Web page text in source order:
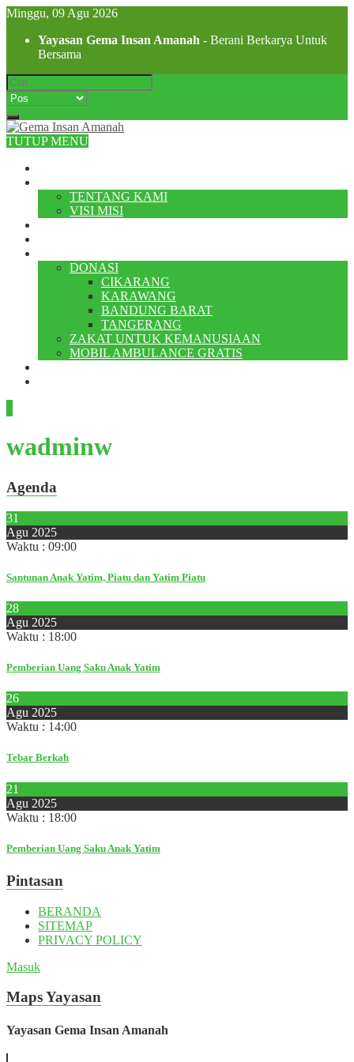
Minggu, 09 Agu 2026
Yayasan Gema Insan Amanah - Berani Berkarya Untuk
Bersama
TUTUP MENU
TENTANG KAMI
VISI MISI
DONASI
CIKARANG
KARAWANG
BANDUNG BARAT
TANGERANG
ZAKAT UNTUK KEMANUSIAAN
MOBIL AMBULANCE GRATIS
wadminw
Agenda
31
Agu 2025
Waktu : 09:00
Santunan Anak Yatim, Piatu dan Yatim Piatu
28
Agu 2025
Waktu : 18:00
Pemberian Uang Saku Anak Yatim
26
Agu 2025
Waktu : 14:00
Tebar Berkah
21
Agu 2025
Waktu : 18:00
Pemberian Uang Saku Anak Yatim
Pintasan
BERANDA
SITEMAP
PRIVACY POLICY
Masuk
Maps Yayasan
Yayasan Gema Insan Amanah